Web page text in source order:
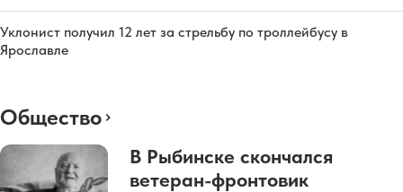
Уклонист получил 12 лет за стрельбу по троллейбусу в
Ярославле
Общество
В Рыбинске скончался
ветеран-фронтовик